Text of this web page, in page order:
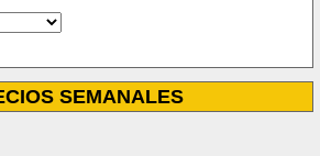
SEMANALES